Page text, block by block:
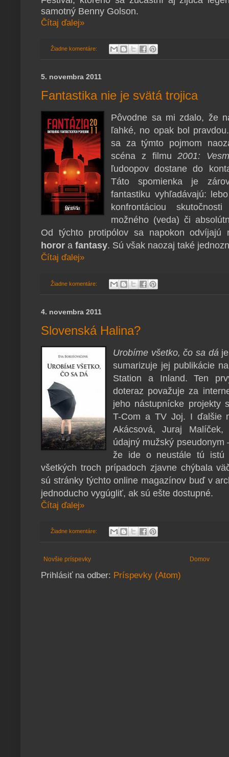
samotný Benny Golson.
Čítaj ďalej»
Žiadne komentáre:
5. novembra 2011
Fantastika nie je svätá trojica
Pôvodne sa mi zdalo, že
ľahké, no opak bol
sa za týmto pojmom
scéna z filmu2001:
ľudoopov dostane do
Táto spomienka je
fantastiku vyhľadávajú:
konfrontáciou
možného (veda) či
Od týchto protipólov sa napokon
horor a fantasy. Sú však naozaj také
Čítaj ďalej»
Žiadne komentáre:
4. novembra 2011
Slovenská Halina?
Urobíme všetko, čo sa dá
sumarizuje jej publikácie
Station a Inland. Ten
doteraz považuje za
jeho nástupnícke projekty
T-Com a TV Joj. I ďalšie
Akácsová, Juraj
údajný mužský
že ide o neustále tú istú
všetkých troch prípadoch zjavne chýbala
sú stránky týchto online magazínov buď v
jednoducho vygúgliť, ak sú ešte dostupné.
Čítaj ďalej»
Žiadne komentáre:
Novšie príspevky Domov
Prihlásiť na odber: Príspevky (Atom)